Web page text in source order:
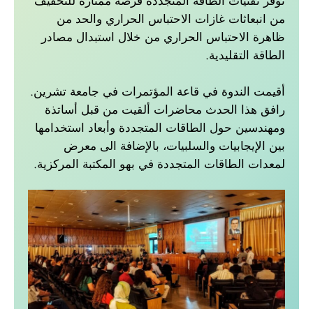
من انبعاثات غازات الاحتباس الحراري والحد من
ظاهرة الاحتباس الحراري من خلال استبدال مصادر
الطاقة التقليدية.
أقيمت الندوة في قاعة المؤتمرات في جامعة تشرين.
رافق هذا الحدث محاضرات ألقيت من قبل أساتذة
ومهندسين حول الطاقات المتجددة وأبعاد استخدامها
بين الإيجابيات والسلبيات، بالإضافة الى معرض
لمعدات الطاقات المتجددة في بهو المكتبة المركزية.